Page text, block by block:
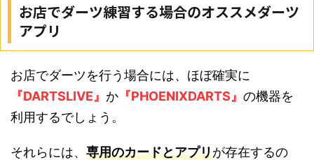
お店でダーツ練習する場合のオススメダーツ
アプリ
お店でダーツを行う場合には、ほぼ確実に
『DARTSLIVE』 か 『PHOENIXDARTS』 の機器を
利用するでしょう。
それらには、 専用のカードとアプリが存在するの